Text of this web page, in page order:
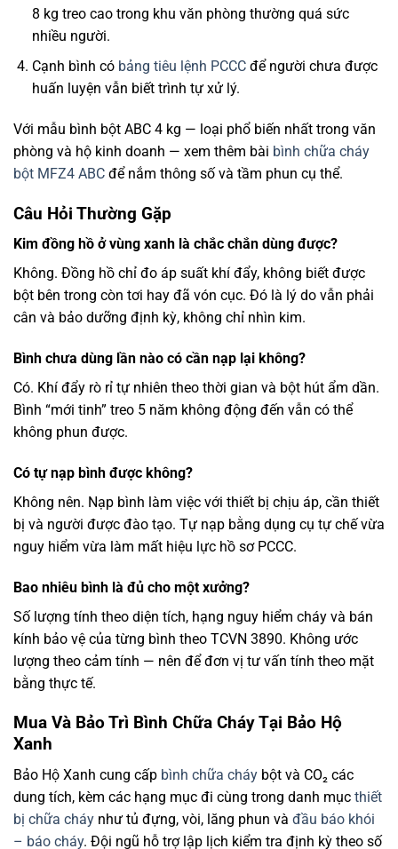
8 kg treo cao trong khu văn phòng thường quá sức
nhiều người.
Cạnh bình có bảng tiêu lệnh PCCCđể người chưa được
huấn luyện vẫn biết trình tự xử lý.
Với mẫu bình bột ABC 4 kg — loại phổ biến nhất trong văn
phòng và hộ kinh doanh — xem thêm bài bình chữa cháy
bột MFZ4 ABC để nắm thông số và tầm phun cụ thể.
Câu Hỏi Thường Gặp
Kim đồng hồ ở vùng xanh là chắc chắn dùng được?
Không. Đồng hồ chỉ đo áp suất khí đẩy, không biết được
bột bên trong còn tơi hay đã vón cục. Đó là lý do vẫn phải
cân và bảo dưỡng định kỳ, không chỉ nhìn kim.
Bình chưa dùng lần nào có cần nạp lại không?
Có. Khí đẩy rò rỉ tự nhiên theo thời gian và bột hút ẩm dần.
Bình “mới tinh” treo 5 năm không động đến vẫn có thể
không phun được.
Có tự nạp bình được không?
Không nên. Nạp bình làm việc với thiết bị chịu áp, cần thiết
bị và người được đào tạo. Tự nạp bằng dụng cụ tự chế vừa
nguy hiểm vừa làm mất hiệu lực hồ sơ PCCC.
Bao nhiêu bình là đủ cho một xưởng?
Số lượng tính theo diện tích, hạng nguy hiểm cháy và bán
kính bảo vệ của từng bình theo TCVN 3890. Không ước
lượng theo cảm tính — nên để đơn vị tư vấn tính theo mặt
bằng thực tế.
Mua Và Bảo Trì Bình Chữa Cháy Tại Bảo Hộ
Xanh
Bảo Hộ Xanh cung cấp bình chữa cháy bột và CO₂ các
dung tích, kèm các hạng mục đi cùng trong danh mục thiết
bị chữa cháy như tủ đựng, vòi, lăng phun và đầu báo khói
– báo cháy. Đội ngũ hỗ trợ lập lịch kiểm tra định kỳ theo số